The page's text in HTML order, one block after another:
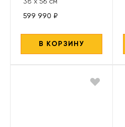
38 х 56 см
599 990 ₽
В КОРЗИНУ